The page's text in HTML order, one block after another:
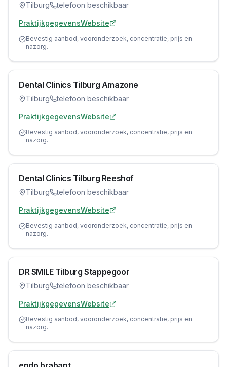
Tilburg telefoon beschikbaar
PraktijkgegevensWebsite
Bevestig aanbod, vooronderzoek, concentratie, prijs en
nazorg.
Dental Clinics Tilburg Amazone
Tilburg telefoon beschikbaar
PraktijkgegevensWebsite
Bevestig aanbod, vooronderzoek, concentratie, prijs en
nazorg.
Dental Clinics Tilburg Reeshof
Tilburg telefoon beschikbaar
PraktijkgegevensWebsite
Bevestig aanbod, vooronderzoek, concentratie, prijs en
nazorg.
DR SMILE Tilburg Stappegoor
Tilburg telefoon beschikbaar
PraktijkgegevensWebsite
Bevestig aanbod, vooronderzoek, concentratie, prijs en
nazorg.